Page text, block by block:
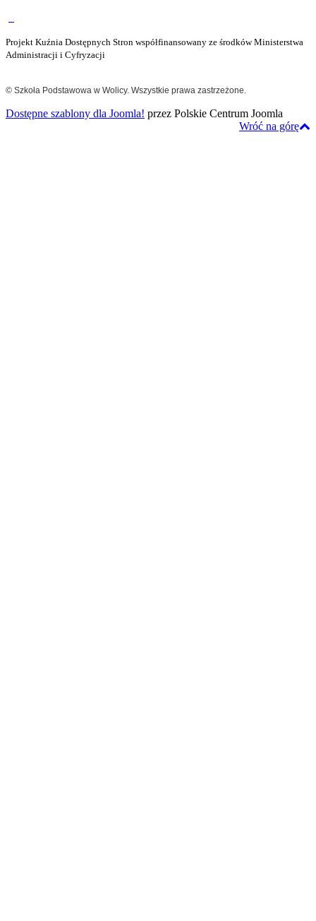
Projekt Kuźnia Dostępnych Stron współfinansowany ze środków Ministerstwa
Administracji i Cyfryzacji
© Szkoła Podstawowa w Wolicy. Wszystkie prawa zastrzeżone.
Dostępne szablony dla Joomla! przez Polskie Centrum Joomla
Wróć na górę